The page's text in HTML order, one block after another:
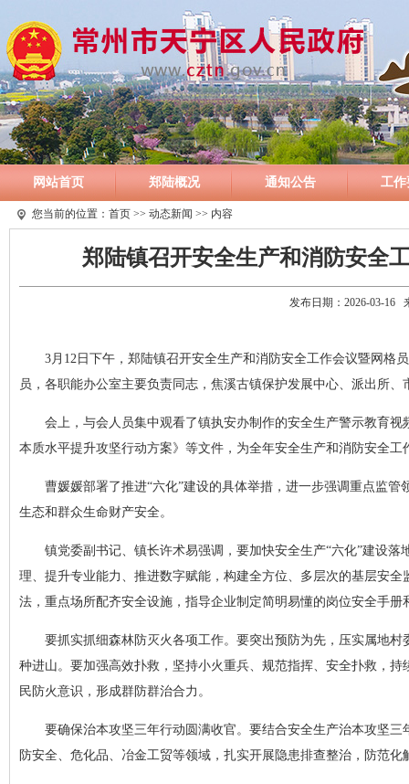
网站首页 郑陆概况 通知公告 工作
您当前的位置： 首页 >> 动态新闻 >> 内容
郑陆镇召开安全生产和消防安全
发布日期：2026-03-16
3月12日下午，郑陆镇召开安全生产和消防安全工作会议暨网格
员，各职能办公室主要负责同志，焦溪古镇保护发展中心、派出所
会上，与会人员集中观看了镇执安办制作的安全生产警示教育
本质水平提升攻坚行动方案》等文件，为全年安全生产和消防安全工
曹媛媛部署了推进“六化”建设的具体举措，进一步强调重点监
生态和群众生命财产安全。
镇党委副书记、镇长许术易强调，要加快安全生产“六化”建设
理、提升专业能力、推进数字赋能，构建全方位、多层次的基层安
法，重点场所配齐安全设施，指导企业制定简明易懂的岗位安全手
要抓实抓细森林防灭火各项工作。要突出预防为先，压实属地
种进山。要加强高效扑救，坚持小火重兵、规范指挥、安全扑救，
民防火意识，形成群防群治合力。
要确保治本攻坚三年行动圆满收官。要结合安全生产治本攻坚
防安全、危化品、冶金工贸等领域，扎实开展隐患排查整治，防范